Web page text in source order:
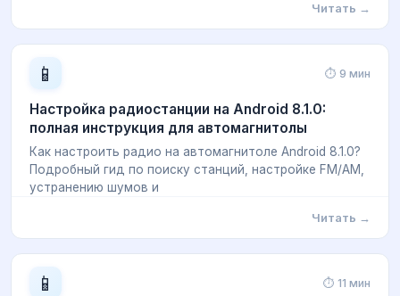
Читать →
📱 ⏱ 9 мин
Настройка радиостанции на Android 8.1.0:
полная инструкция для автомагнитолы
Как настроить радио на автомагнитоле Android 8.1.0?
Подробный гид по поиску станций, настройке FM/AM,
устранению шумов и
Читать →
📱 ⏱ 11 мин